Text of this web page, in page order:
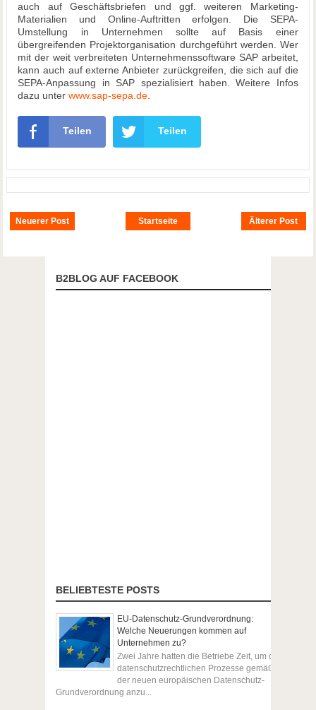
auch auf Geschäftsbriefen und ggf. weiteren Marketing-
Materialien und Online-Auftritten erfolgen. Die SEPA-
Umstellung in Unternehmen sollte auf Basis einer
übergreifenden Projektorganisation durchgeführt werden. Wer
mit der weit verbreiteten Unternehmenssoftware SAP arbeitet,
kann auch auf externe Anbieter zurückgreifen, die sich auf die
SEPA-Anpassung in SAP spezialisiert haben. Weitere Infos
dazu unterwww.sap-sepa.de
Teilen Teilen
Neuerer Post Älterer Post
Startseite
B2BLOG AUF FACEBOOK
BELIEBTESTE POSTS
EU-Datenschutz-Grundverordnung:
Welche Neuerungen kommen auf
Unternehmen zu?
Zwei Jahre hatten die Betriebe Zeit, um die
datenschutzrechtlichen Prozesse gemäß
der neuen europäischen Datenschutz-
Grundverordnung anzu...